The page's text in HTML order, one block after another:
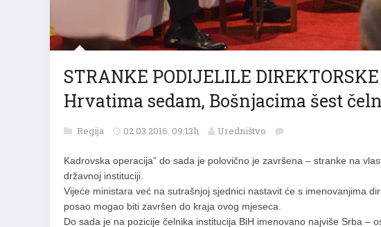
STRANKE PODIJELILE
Hrvatima sedam, Bošnjacima šest
Regija 02.03.2016. 09:13h Uredništvo
Kadrovska operacija” do sada je polovično je završena – stranke na
državnoj instituciji.
Vijeće ministara već na sutrašnjoj sjednici nastavit će s imenovanjima
posao mogao biti završen do kraja ovog mjeseca.
Do sada je na pozicije čelnika institucija BiH imenovano najviše Srba –